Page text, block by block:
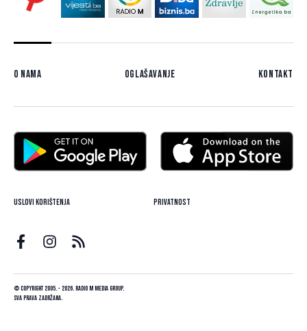
O nama Oglašavanje Kontakt
Uslovi korištenja Privatnost
© Copyright 2005. - 2026. Radio M Media Group.
Sva prava zadržana.